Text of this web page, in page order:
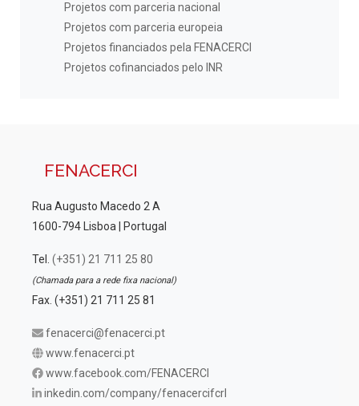
Projetos com parceria nacional
Projetos com parceria europeia
Projetos financiados pela FENACERCI
Projetos cofinanciados pelo INR
FENACERCI
Rua Augusto Macedo 2 A
1600-794 Lisboa | Portugal
Tel. (+351) 21 711 25 80
(Chamada para a rede fixa nacional)
Fax. (+351) 21 711 25 81
fenacerci@fenacerci.pt
www.fenacerci.pt
www.facebook.com/FENACERCI
inkedin.com/company/fenacercifcrl